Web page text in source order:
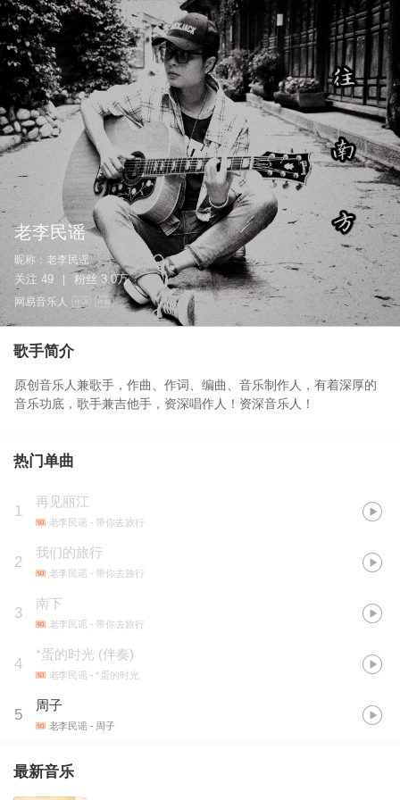
老李民谣
昵称： 老李民谣
关注 49 粉丝 3.0万
网易音乐人 作词 作曲
歌手简介
原创音乐人兼歌手，作曲、作词、编曲、音乐制作人，有着深厚的
音乐功底，歌手兼吉他手，资深唱作人！资深音乐人！
热门单曲
1
再见丽江
老李民谣 - 带你去旅行
2
我们的旅行
老李民谣 - 带你去旅行
3
南下
老李民谣 - 带你去旅行
4
*蛋的时光 (伴奏)
老李民谣 - *蛋的时光
5
周子
老李民谣 - 周子
最新音乐